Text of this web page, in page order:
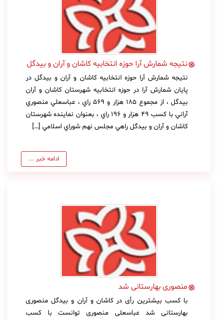
نتيجه شمارش آرا حوزه انتخابيه كاشان و آران و بيدگل
نتيجه شمارش آرا حوزه انتخابيه كاشان و آران و بيدگل در
پايان شمارش آرا در حوزه انتخابيه شهرستان كاشان و آران
بيدگل ، از مجموع 185 هزار و 569 راي ، عباسعلي منصوري
آراني با كسب 49 هزار و 196 راي ، بعنوان نماينده شهرستان
كاشان و آران و بيدگل راهي مجلس نهم شوراي اسلامي […]
ادامه خبر ...
منصوری بهارستانی شد
با کسب بیشترین رأی در کاشان و آران و بیدگل منصوری
بهارستانی شد عباسعلی منصوری توانست با کسب